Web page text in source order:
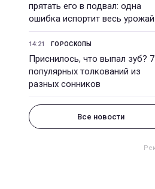
прятать его в подвал: одна
ошибка испортит весь урожай
14:21 ГОРОСКОПЫ
Приснилось, что выпал зуб? 7
популярных толкований из
разных сонников
Все новости